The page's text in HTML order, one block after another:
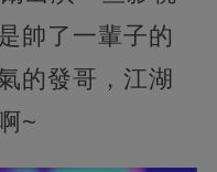
帥了一輩子的
的發哥，江湖
~